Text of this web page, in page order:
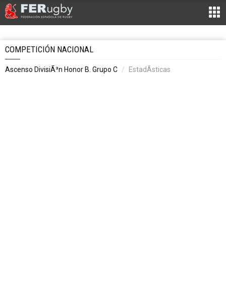
COMPETICIÓN NACIONAL
Ascenso DivisiÃ³n Honor B. Grupo C EstadÃ­sticas